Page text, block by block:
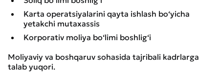
Karta operatsiyalarini qayta ishlash bo‘yicha
yetakchi mutaxassis
Korporativ moliya bo‘limi boshlig‘i
Moliyaviy va boshqaruv sohasida tajribali kadrlarga
talab yuqori.